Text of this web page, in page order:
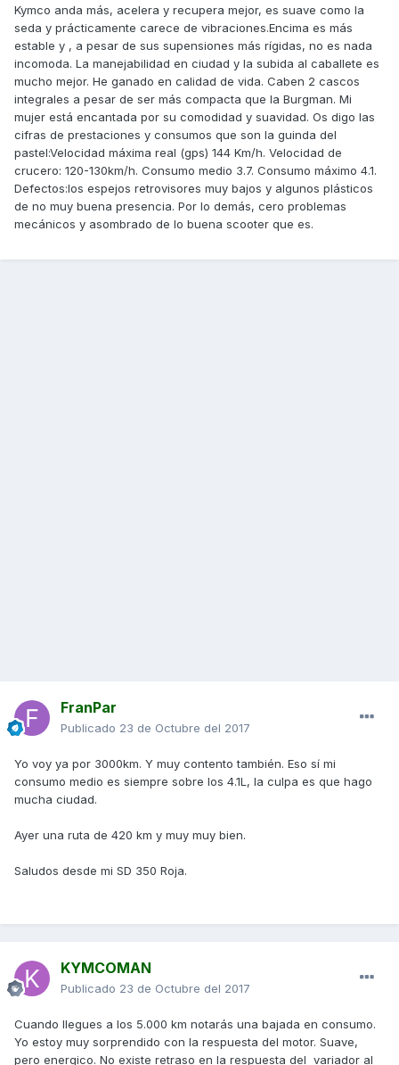
Kymco anda más, acelera y recupera mejor, es suave como la
seda y prácticamente carece de vibraciones.Encima es más
estable y , a pesar de sus supensiones más rígidas, no es nada
incomoda. La manejabilidad en ciudad y la subida al caballete es
mucho mejor. He ganado en calidad de vida. Caben 2 cascos
integrales a pesar de ser más compacta que la Burgman. Mi
mujer está encantada por su comodidad y suavidad. Os digo las
cifras de prestaciones y consumos que son la guinda del
pastel:Velocidad máxima real (gps) 144 Km/h. Velocidad de
crucero: 120-130km/h. Consumo medio 3.7. Consumo máximo 4.1.
Defectos:los espejos retrovisores muy bajos y algunos plásticos
de no muy buena presencia. Por lo demás, cero problemas
mecánicos y asombrado de lo buena scooter que es.
FranPar
Publicado 23 de Octubre del 2017
Yo voy ya por 3000km. Y muy contento también. Eso sí mi
consumo medio es siempre sobre los 4.1L, la culpa es que hago
mucha ciudad.
Ayer una ruta de 420 km y muy muy bien.
Saludos desde mi SD 350 Roja.
KYMCOMAN
Publicado 23 de Octubre del 2017
Cuando llegues a los 5.000 km notarás una bajada en consumo.
Yo estoy muy sorprendido con la respuesta del motor. Suave,
pero energico. No existe retraso en la respuesta del variador al